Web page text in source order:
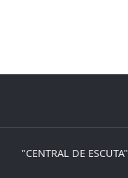
"CENTRAL DE ESCUTA"